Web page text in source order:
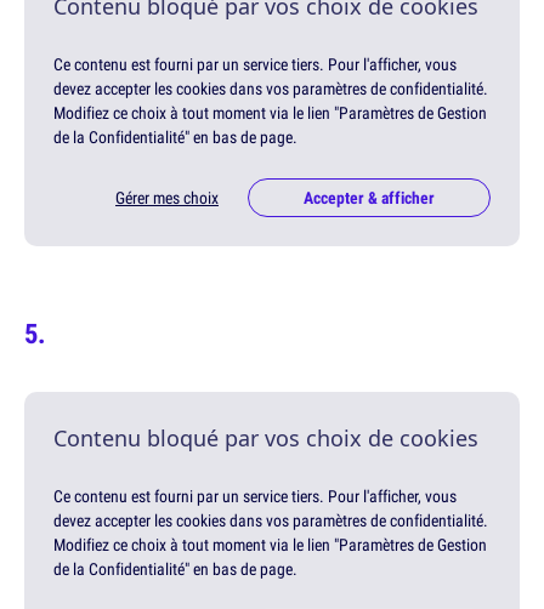
Contenu bloqué par vos choix de cookies
Ce contenu est fourni par un service tiers. Pour l'afficher, vous
devez accepter les cookies dans vos paramètres de confidentialité.
Modifiez ce choix à tout moment via le lien "Paramètres de Gestion
de la Confidentialité" en bas de page.
Gérer mes choix Accepter & afficher
Contenu bloqué par vos choix de cookies
Ce contenu est fourni par un service tiers. Pour l'afficher, vous
devez accepter les cookies dans vos paramètres de confidentialité.
Modifiez ce choix à tout moment via le lien "Paramètres de Gestion
de la Confidentialité" en bas de page.